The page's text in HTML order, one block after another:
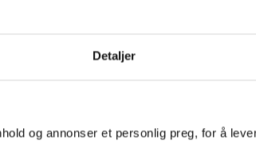
Detaljer
og annonser et personlig preg, for å